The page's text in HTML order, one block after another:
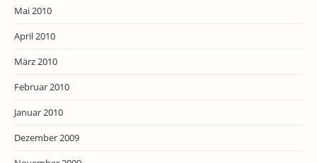
Mai 2010
April 2010
März 2010
Februar 2010
Januar 2010
Dezember 2009